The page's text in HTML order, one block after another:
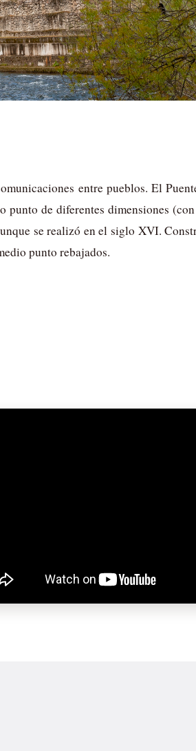
entre pueblos. El
de diferentes dimensiones
se realizó en el siglo XVI.
punto rebajados.